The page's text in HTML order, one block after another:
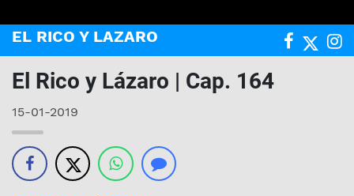
EL RICO Y LAZARO
El Rico y Lázaro | Cap. 164
15-01-2019